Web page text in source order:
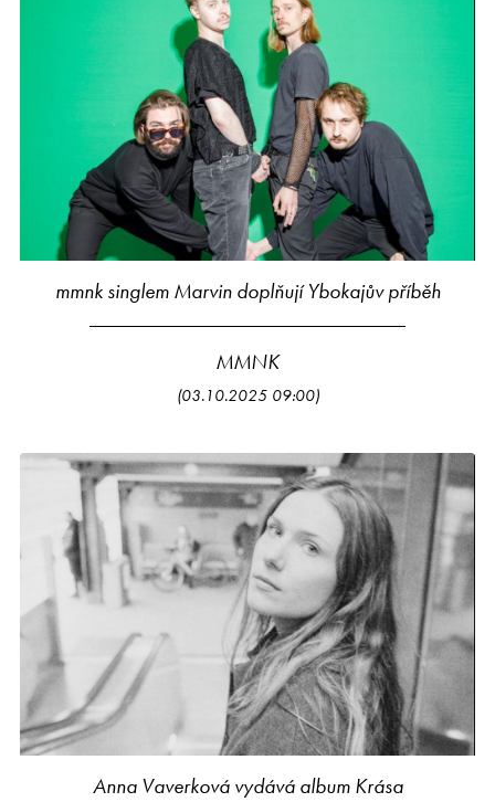
mmnk singlem Marvin doplňují Ybokajův příběh
MMNK
(03.10.2025 09:00)
Anna Vaverková vydává album Krása